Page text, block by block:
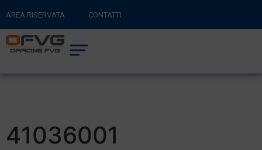
AREA RISERVATA CONTATTI
RITORNA AL SITO PRINCIPALE
CARRELLO
41036001